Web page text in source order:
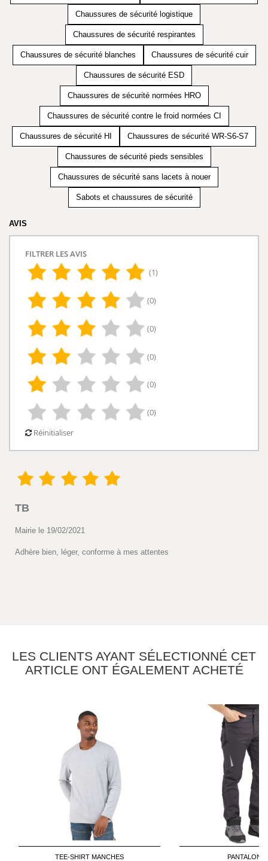
Chaussures de sécurité logistique
Chaussures de sécurité respirantes
Chaussures de sécurité blanches Chaussures de sécurité cuir
Chaussures de sécurité ESD
Chaussures de sécurité normées HRO
Chaussures de sécurité contre le froid normées CI
Chaussures de sécurité HI Chaussures de sécurité WR-S6-S7
Chaussures de sécurité pieds sensibles
Chaussures de sécurité sans lacets à nouer
Sabots et chaussures de sécurité
AVIS
FILTRER LES AVIS
(1)
(0)
(0)
(0)
(0)
(0)
Réinitialiser
TB
Mairie le 19/02/2021
Adhère bien, léger, conforme à mes attentes
LES CLIENTS AYANT SÉLECTIONNÉ CET
ARTICLE ONT ÉGALEMENT ACHETÉ
TEE-SHIRT MANCHES
PANTALON